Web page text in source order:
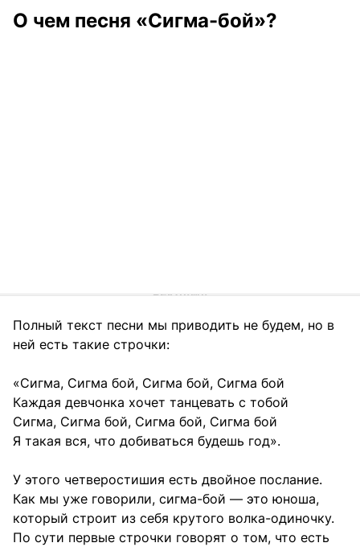
О чем песня «Сигма-бой»?
Полный текст песни мы приводить не будем, но в
ней есть такие строчки:
«Сигма, Сигма бой, Сигма бой, Сигма бой
Каждая девчонка хочет танцевать с тобой
Сигма, Сигма бой, Сигма бой, Сигма бой
Я такая вся, что добиваться будешь год».
У этого четверостишия есть двойное послание.
Как мы уже говорили, сигма-бой — это юноша,
который строит из себя крутого волка-одиночку.
По сути первые строчки говорят о том, что есть